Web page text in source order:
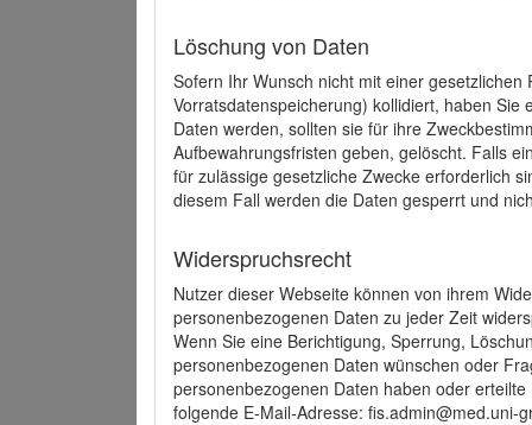
Löschung von Daten
Sofern Ihr Wunsch nicht mit einer
Vorratsdatenspeicherung) kollidiert, haben
Daten werden, sollten sie für ihre
Aufbewahrungsfristen geben, gelöscht. Falls
für zulässige gesetzliche Zwecke erforderlich
diesem Fall werden die Daten gesperrt und
Widerspruchsrecht
Nutzer dieser Webseite können von ihrem
personenbezogenen Daten zu jeder Zeit
Wenn Sie eine Berichtigung, Sperrung,
personenbezogenen Daten wünschen oder
personenbezogenen Daten haben oder
folgende E-Mail-Adresse: fis.admin@med.uni-